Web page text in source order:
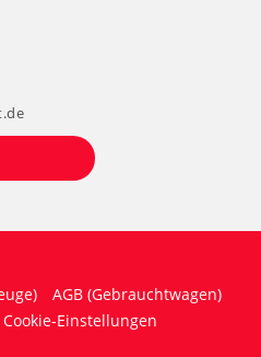
AGB (Gebrauchtwagen)
Cookie-Einstellungen